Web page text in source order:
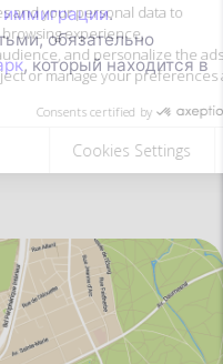
Accept and close
.
обязательно
, который находится в